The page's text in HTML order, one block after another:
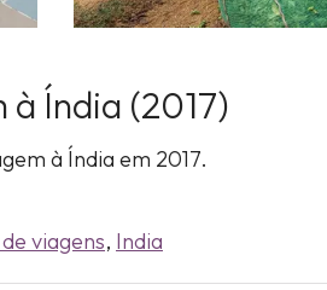
à Índia (2017)
à Índia em 2017.
viagens, India